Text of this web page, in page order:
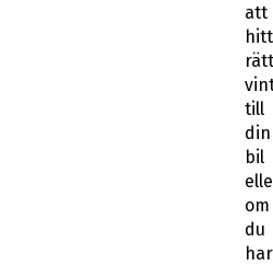
att
rätt
till
din
bil
om
du
har